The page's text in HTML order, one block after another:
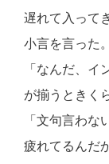
遅れて入って
小言を言った。
「なんだ、
が揃うときく
「文句言わ
疲れてるんだ